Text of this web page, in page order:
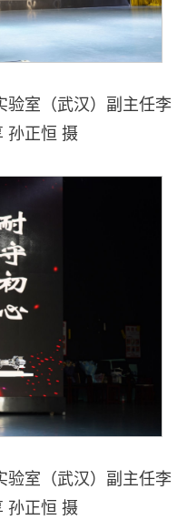
验室（武汉）副主任李
孙正恒 摄
验室（武汉）副主任李
孙正恒 摄